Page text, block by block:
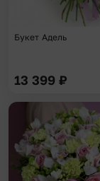
Букет Адель
13 399 ₽